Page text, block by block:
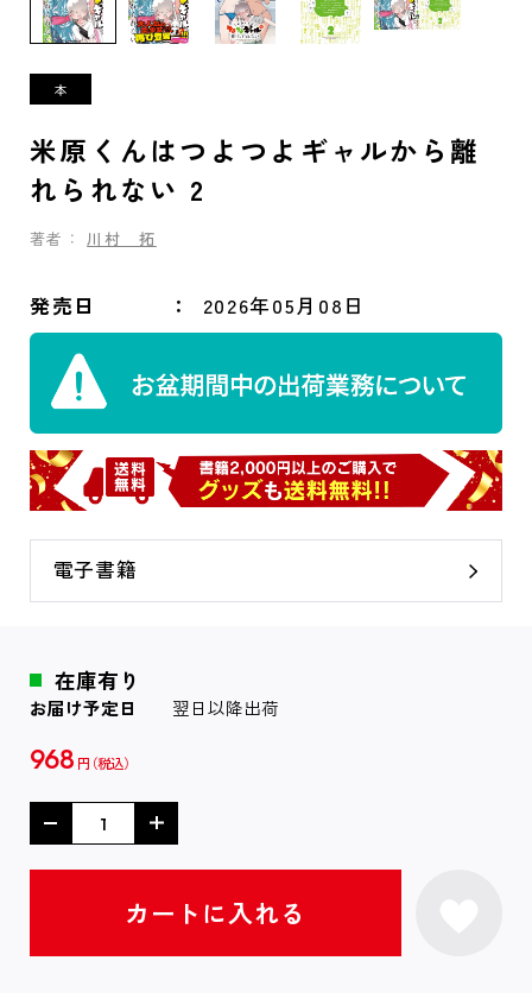
米原くんはつよつよギャルから離
れられない 2
著者： 川村 拓
発売日 2026年05月08日
電子書籍
在庫有り
お届け予定日 翌日以降出荷
968 円